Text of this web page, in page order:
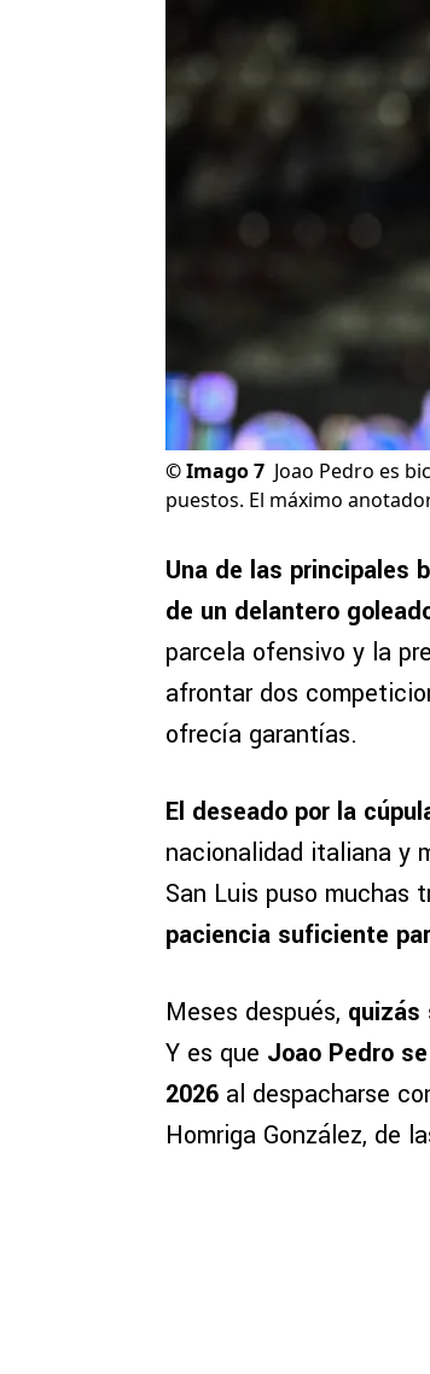
©Imago 7 Joao Pedro es
puestos. El máximo
Una de las principales
de un delantero
parcela ofensivo y la
afrontar dos
ofrecía garantías.
El deseado por la
nacionalidad italiana y
San Luis puso muchas
paciencia suficiente
Meses después, quizás
Y es que Joao Pedro
2026 al despacharse
Homriga González, de